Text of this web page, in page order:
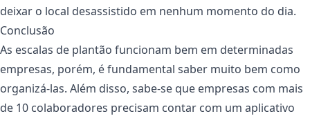
deixar o local desassistido em nenhum momento do dia.
Conclusão
As escalas de plantão funcionam bem em determinadas
empresas, porém, é fundamental saber muito bem como
organizá-las. Além disso, sabe-se que empresas com mais
de 10 colaboradores precisam contar com um aplicativo